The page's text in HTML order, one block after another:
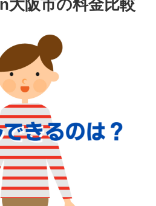
大阪市の料金比較